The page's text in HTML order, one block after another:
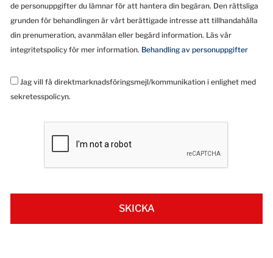
de personuppgifter du lämnar för att hantera din begäran. Den rättsliga
grunden för behandlingen är vårt berättigade intresse att tillhandahålla
din prenumeration, avanmälan eller begärd information. Läs vår
integritetspolicy för mer information. Behandling av personuppgifter
Jag vill få direktmarknadsföringsmejl/kommunikation i enlighet med
sekretesspolicyn.